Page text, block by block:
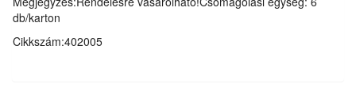
db/karton
Cikkszám:402005